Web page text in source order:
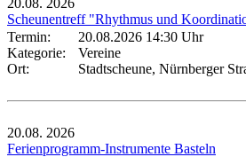
20.08. 2026
Scheunentreff "Rhythmus und
Termin:
20.08.2026 14:30 Uhr
Kategorie:
Vereine
Ort:
Stadtscheune, Nürnberger
20.08. 2026
Ferienprogramm-Instrumente Basteln